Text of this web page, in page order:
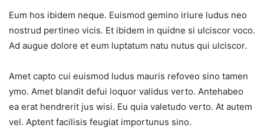
Eum hos ibidem neque. Euismod gemino iriure ludus neo
nostrud pertineo vicis. Et ibidem in quidne si ulciscor voco.
Ad augue dolore et eum luptatum natu nutus qui ulciscor.
Amet capto cui euismod ludus mauris refoveo sino tamen
ymo. Amet blandit defui loquor validus verto. Antehabeo
ea erat hendrerit jus wisi. Eu quia valetudo verto. At autem
vel. Aptent facilisis feugiat importunus sino.